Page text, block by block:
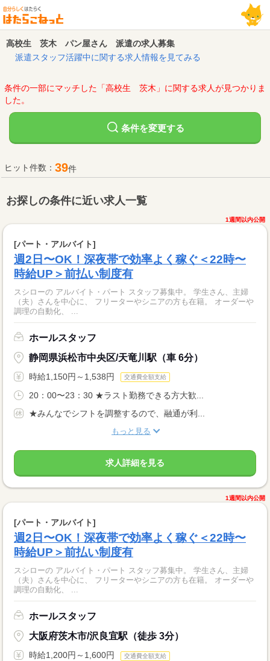
高校生 茨木 パン屋さん 派遣の求人募集
派遣スタッフ活躍中に関する求人情報を見てみる
条件の一部にマッチした「高校生 茨木」に関する求人が見つかりま
した。
条件を変更する
ヒット件数： 39件
お探しの条件に近い求人一覧
1週間以内公開
[パート・アルバイト]
週2日〜OK！深夜帯で効率よく稼ぐ＜22時〜
時給UP＞前払い制度有
スシローの アルバイト・パート スタッフ募集中。 学生さん、主婦
（夫）さんを中心に、 フリーターやシニアの方も在籍。 オーダーや
調理の自動化、 ...
ホールスタッフ
静岡県浜松市中央区/天竜川駅（車 6分）
時給1,150円～1,538円 交通費全額支給
20：00〜23：30 ★ラスト勤務できる方大歓...
★みんなでシフトを調整するので、融通が利...
もっと見る
求人詳細を見る
1週間以内公開
[パート・アルバイト]
週2日〜OK！深夜帯で効率よく稼ぐ＜22時〜
時給UP＞前払い制度有
スシローの アルバイト・パート スタッフ募集中。 学生さん、主婦
（夫）さんを中心に、 フリーターやシニアの方も在籍。 オーダーや
調理の自動化、 ...
ホールスタッフ
大阪府茨木市/沢良宜駅（徒歩 3分）
時給1,200円～1,600円 交通費全額支給